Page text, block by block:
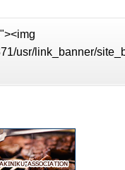
usr/link_banner/